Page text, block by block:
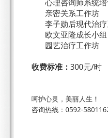
心理咨询师系统培
亲密关系工作坊
李子勋后现代治疗
欧文亚隆成长小组
园艺治疗工作坊
收费标准： 300元/时
呵护心灵，美丽人生！
咨询热线：0592-